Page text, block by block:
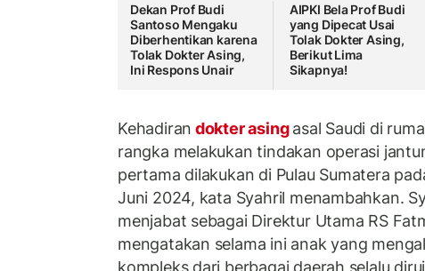
Dekan Prof Budi
Santoso Mengaku
Diberhentikan karena
Tolak Dokter Asing,
Ini Respons Unair
AIPKI Bela Prof Budi
yang Dipecat Usai
Tolak Dokter Asing,
Berikut Lima
Sikapnya!
Kehadiran dokter asingasal Saudi di
rangka melakukan tindakan operasi
pertama dilakukan di Pulau Sumatera
Juni 2024, kata Syahril menambahkan.
menjabat sebagai Direktur Utama RS
mengatakan selama ini anak yang
kompleks dari berbagai daerah selalu